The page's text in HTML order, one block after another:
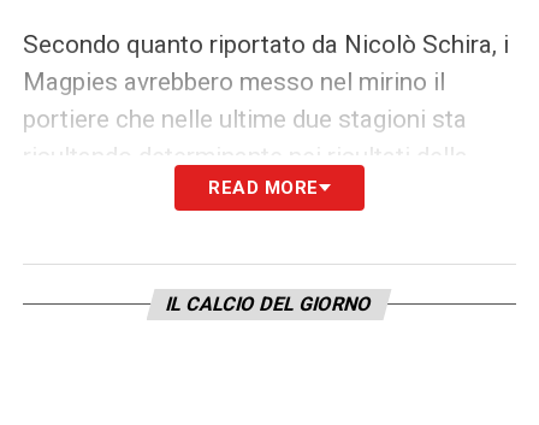
Secondo quanto riportato da Nicolò Schira, i
Magpies avrebbero messo nel mirino il
portiere che nelle ultime due stagioni sta
risultando determinante nei risultati della
formazione allenata da Palladino.
LA PLAYLIST DELLE NOSTRE TOP NEWS
READ MORE
IL CALCIO DEL GIORNO